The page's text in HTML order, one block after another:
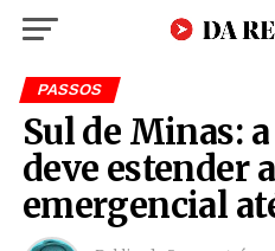
PASSOS
Sul de Minas:
deve estender
emergencial